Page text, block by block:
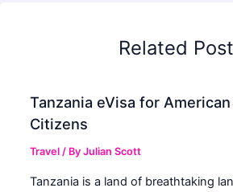
Related
Tanzania eVisa for American
Citizens
Travel / ByJulian Scott
Tanzania is a land of breathtaking